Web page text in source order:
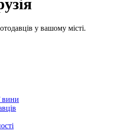
у вашому місті.
вини